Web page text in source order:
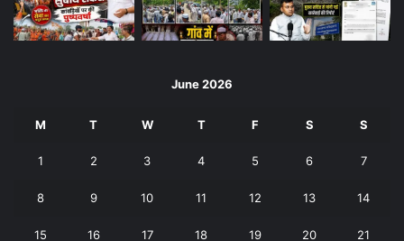
June 2026
M T W T F S S
1 2 3 4 5 6 7
8 9 10 11 12 13 14
15 16 17 18 19 20 21